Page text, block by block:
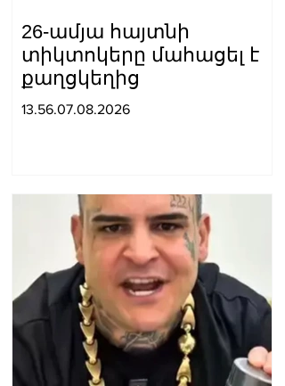
26-ամյա հայտնի
տիկտոկերը մահացել է
քաղցկեղից
13.56.07.08.2026